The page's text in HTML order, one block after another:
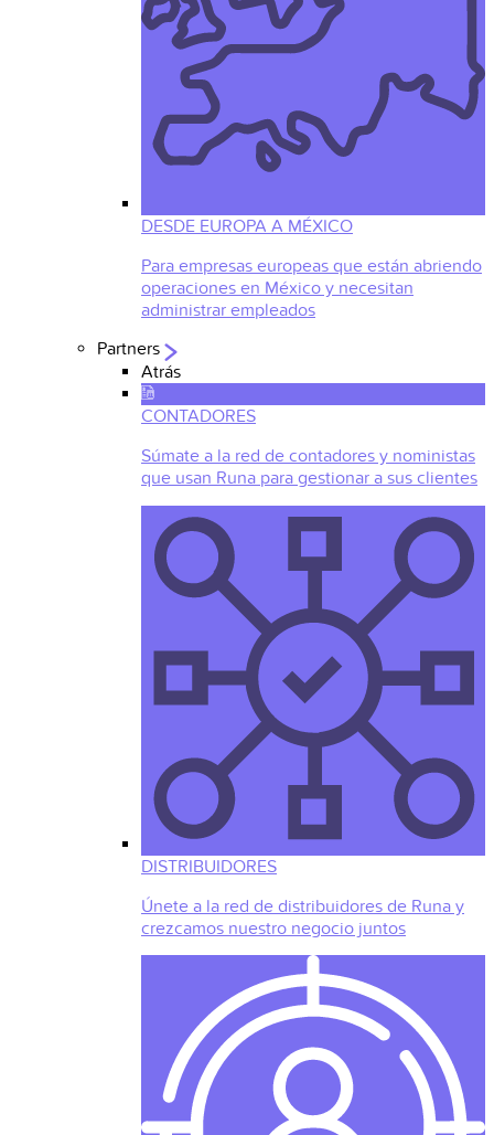
DESDE EUROPA A MÉXICO
Para empresas europeas que están abriendo
operaciones en México y necesitan
administrar empleados
Partners
Atrás
CONTADORES
Súmate a la red de contadores y noministas
que usan Runa para gestionar a sus clientes
DISTRIBUIDORES
Únete a la red de distribuidores de Runa y
crezcamos nuestro negocio juntos